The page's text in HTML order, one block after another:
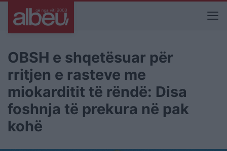
OBSH e shqetësuar për
rritjen e rasteve me
miokarditit të rëndë: Disa
foshnja të prekura në pak
kohë